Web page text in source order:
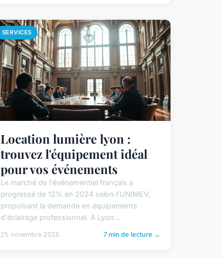
SERVICES
Location lumière lyon :
trouvez l'équipement idéal
pour vos événements
Le marché de l'événementiel français a
progressé de 12% en 2024 selon l'UNIMEV,
propulsant la demande en équipements
d'éclairage professionnel. À Lyon...
25 novembre 2025 7 min de lecture →